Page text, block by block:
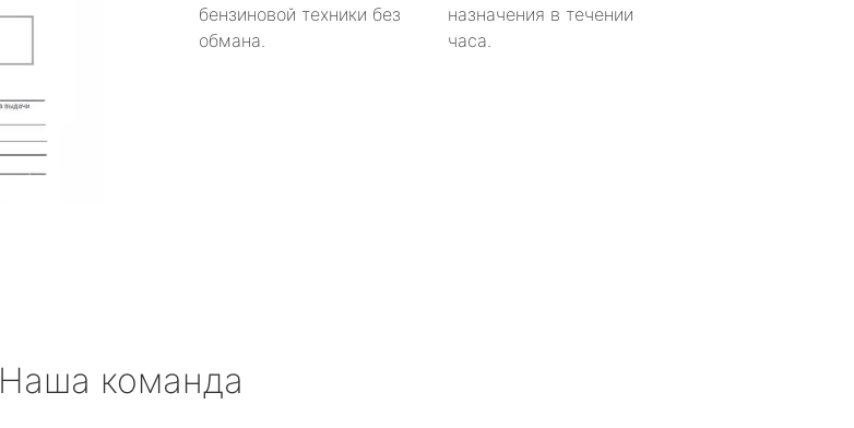
бензиновой техники без
обмана.
назначения в течении
часа.
Наша команда